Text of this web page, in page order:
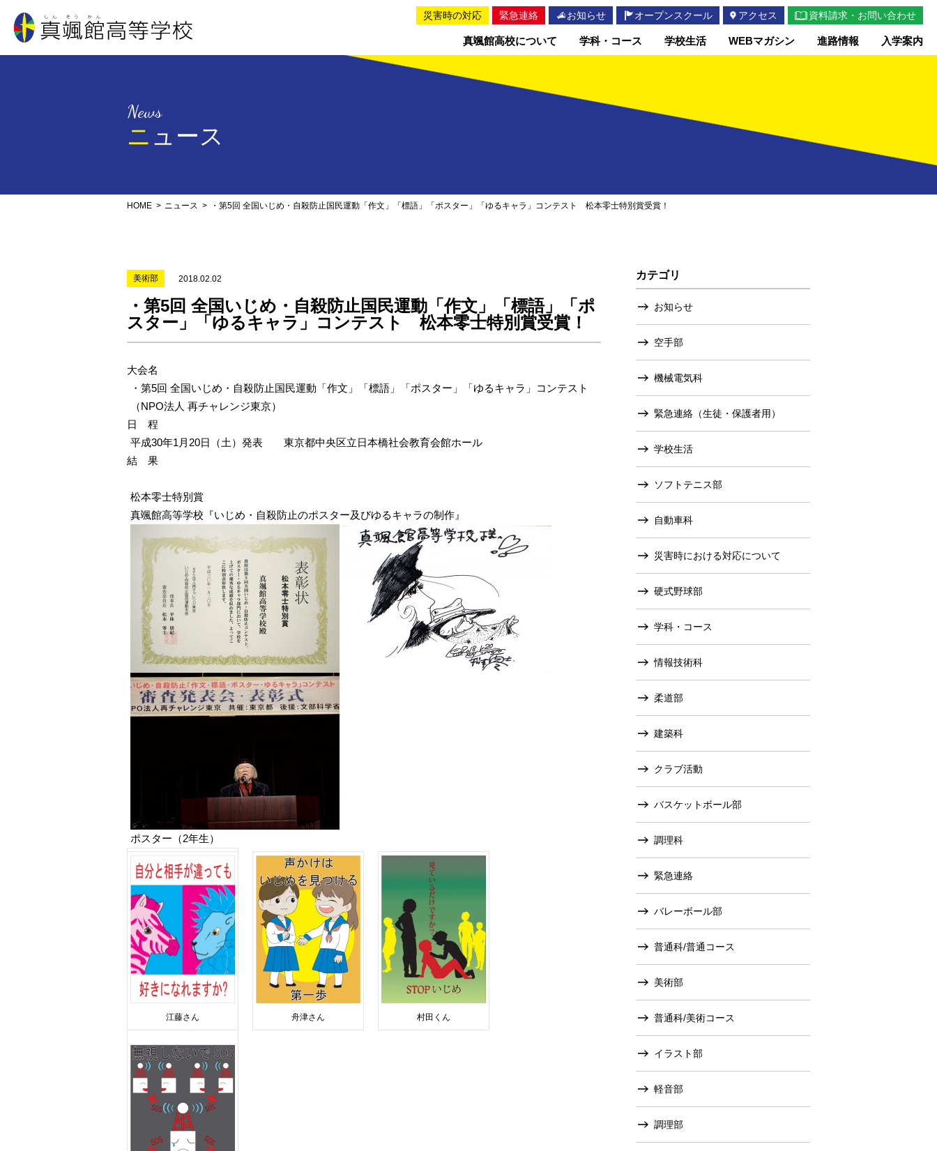
真颯館高校について
学科・コース 学校生活 WEBマガシン 進路情報 入学案内
災害時の対応 緊急連絡 お知らせ オープンスクール アクセス 資料請求・お問い合わせ
News
ニュース
HOME ニュース ・第5回 全国いじめ・自殺防止国民運動「作文」「標語」「ポスター」「ゆるキャラ」コンテスト 松本零士特別賞受賞！
美術部 2018.02.02
・第5回 全国いじめ・自殺防止国民運動「作文」「標語」「ポ
スター」「ゆるキャラ」コンテスト 松本零士特別賞受賞！
大会名
・第5回 全国いじめ・自殺防止国民運動「作文」「標語」「ポスター」「ゆるキャラ」コンテスト
（NPO法人 再チャレンジ東京）
日 程
平成30年1月20日（土）発表 東京都中央区立日本橋社会教育会館ホール
結 果
松本零士特別賞
真颯館高等学校『いじめ・自殺防止のポスター及びゆるキャラの制作』
ポスター（2年生）
江藤さん 舟津さん 村田くん
カテゴリ
お知らせ
空手部
機械電気科
緊急連絡（生徒・保護者用）
学校生活
ソフトテニス部
自動車科
災害時における対応について
硬式野球部
学科・コース
情報技術科
柔道部
建築科
クラブ活動
バスケットボール部
調理科
緊急連絡
バレーボール部
普通科/普通コース
美術部
普通科/美術コース
イラスト部
軽音部
調理部